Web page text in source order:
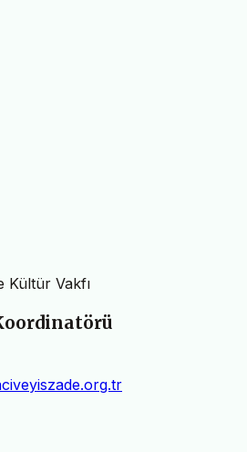
Kültür Vakfı